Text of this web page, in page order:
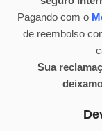
Pagando com o
de reembolso
Sua